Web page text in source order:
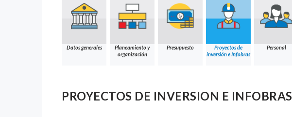
Datos generales
Planeamiento y
organización
Presupuesto
Proyectos de
inversión e Infobras
Personal
PROYECTOS DE INVERSION E INFOBRAS